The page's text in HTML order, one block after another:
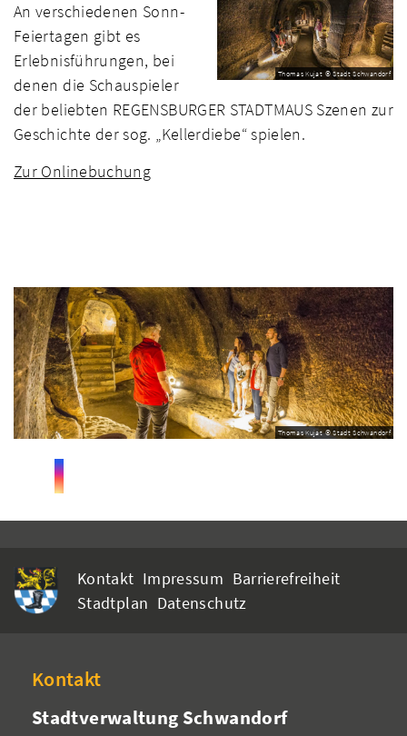
Thomas Kujat © Stadt Schwandorf
An verschiedenen Sonn-
Feiertagen gibt es
Erlebnisführungen, bei
denen die Schauspieler
der beliebten REGENSBURGER STADTMAUS Szenen zur
Geschichte der sog. „Kellerdiebe“ spielen.
Zur Onlinebuchung
Thomas Kujat © Stadt Schwandorf
Kontakt Impressum Barrierefreiheit
Stadtplan Datenschutz
Kontakt
Stadtverwaltung Schwandorf